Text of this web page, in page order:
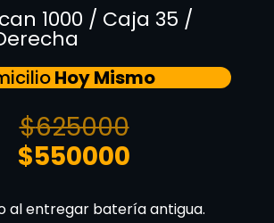
1000 / Caja 35 /
Hoy Mismo
$625000
$550000
al entregar batería antigua.